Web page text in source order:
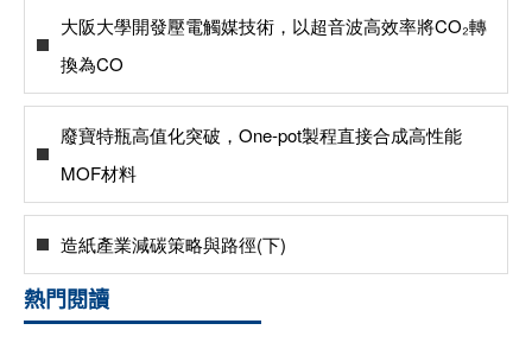
大阪大學開發壓電觸媒技術，以超音波高效率將CO₂轉
換為CO
廢寶特瓶高值化突破，One-pot製程直接合成高性能
MOF材料
造紙產業減碳策略與路徑(下)
熱門閱讀